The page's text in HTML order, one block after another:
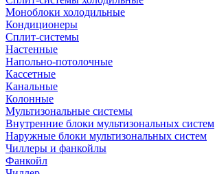
Моноблоки холодильные
Кондиционеры
Сплит-системы
Настенные
Напольно-потолочные
Кассетные
Канальные
Колонные
Мультизональные системы
Внутренние блоки мультизональных систем
Наружные блоки мультизональных систем
Чиллеры и фанкойлы
Фанкойл